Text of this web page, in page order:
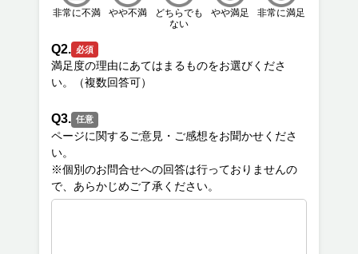
非常に不満 やや不満
どちらでも
ない
やや満足 非常に満足
Q2. 必須
満足度の理由にあてはまるものをお選びくださ
Q3. 任意
ページに関するご意見・ご感想をお聞かせくださ
い。
※個別のお問合せへの回答は行っておりませんの